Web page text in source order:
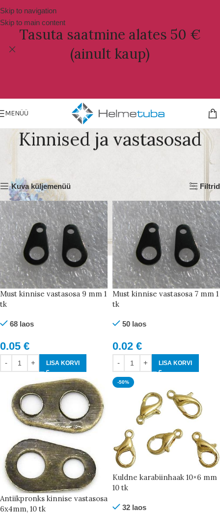
Skip to navigation
Skip to main content
Tasuta saatmine alates 50 €
(ainult kaup)
MENÜÜ
Kinnised ja vastasosad
Kuva küljemenüü Filtrid
Must kinnise vastasosa 9 mm 1
tk
68 laos
0.05 €
LISA KORVI
Must kinnise vastasosa 7 mm 1
tk
50 laos
0.02 €
LISA KORVI
Antiikpronks kinnise vastasosa
6x4mm, 10 tk
-50%
Kuldne karabiinhaak 10×6 mm
10 tk
32 laos